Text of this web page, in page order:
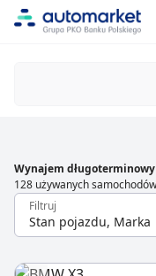
Wynajem długoterminowy
128 używanych samochodów
Filtruj
Stan pojazdu, Marka